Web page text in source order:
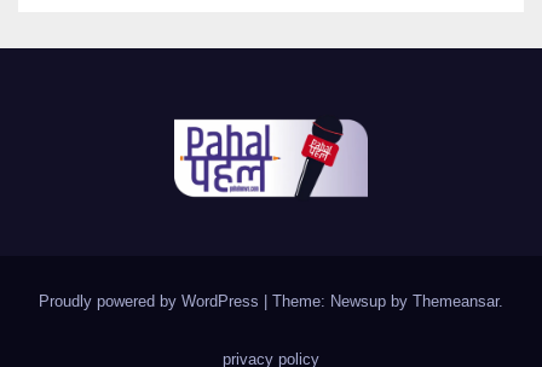
Proudly powered by WordPress Theme: Newsup by Themeansar.
privacy policy